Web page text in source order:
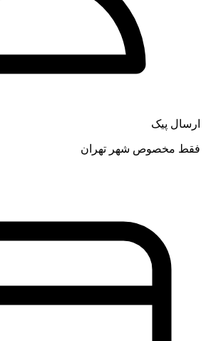
ارسال پیک
فقط مخصوص شهر تهران